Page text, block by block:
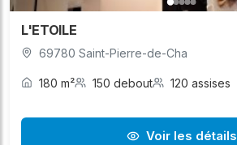
L'ETOILE
69780 Saint-Pierre-de-Cha
180 m² 150 debout 120 assises
Voir les détails